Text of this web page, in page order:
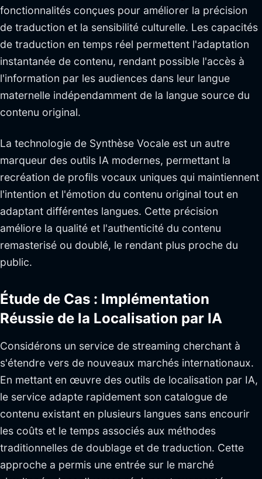
fonctionnalités conçues pour améliorer la précision
de traduction et la sensibilité culturelle. Les capacités
de traduction en temps réel permettent l'adaptation
instantanée de contenu, rendant possible l'accès à
l'information par les audiences dans leur langue
maternelle indépendamment de la langue source du
contenu original.
La technologie de Synthèse Vocale est un autre
marqueur des outils IA modernes, permettant la
recréation de profils vocaux uniques qui maintiennent
l'intention et l'émotion du contenu original tout en
adaptant différentes langues. Cette précision
améliore la qualité et l'authenticité du contenu
remasterisé ou doublé, le rendant plus proche du
public.
Étude de Cas : Implémentation
Réussie de la Localisation par IA
Considérons un service de streaming cherchant à
s'étendre vers de nouveaux marchés internationaux.
En mettant en œuvre des outils de localisation par IA,
le service adapte rapidement son catalogue de
contenu existant en plusieurs langues sans encourir
les coûts et le temps associés aux méthodes
traditionnelles de doublage et de traduction. Cette
approche a permis une entrée sur le marché